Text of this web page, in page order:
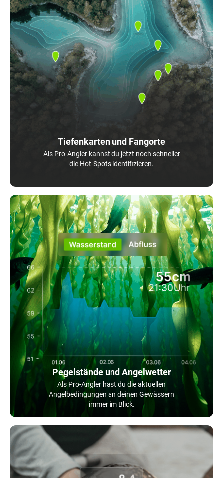
Tiefenkarten und Fangorte
Als Pro-Angler kannst du jetzt noch schneller
die Hot-Spots identifizieren.
Pegelstände und Angelwetter
Als Pro-Angler hast du die aktuellen
Angelbedingungen an deinen Gewässern
immer im Blick.